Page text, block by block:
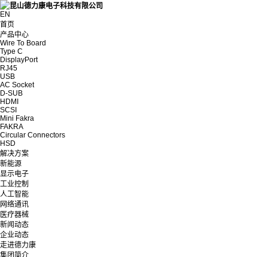
EN
首页
产品中心
Wire To Board
Type C
DisplayPort
RJ45
USB
AC Socket
D-SUB
HDMI
SCSI
Mini Fakra
FAKRA
Circular Connectors
HSD
解决方案
新能源
显示电子
工业控制
人工智能
网络通讯
医疗器械
新闻动态
企业动态
走进德力康
集团简介